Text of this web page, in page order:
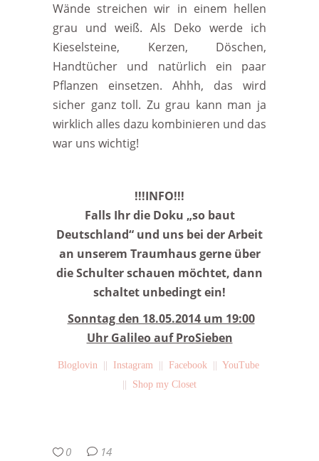
Wände streichen wir in einem hellen
grau und weiß. Als Deko werde ich
Kieselsteine, Kerzen, Döschen,
Handtücher und natürlich ein paar
Pflanzen einsetzen. Ahhh, das wird
sicher ganz toll. Zu grau kann man ja
wirklich alles dazu kombinieren und das
war uns wichtig!
!!!INFO!!!
Falls Ihr die Doku „so baut
Deutschland“ und uns bei der Arbeit
an unserem Traumhaus gerne über
die Schulter schauen möchtet, dann
schaltet unbedingt ein!
Sonntag den 18.05.2014 um 19:00
Uhr Galileo auf ProSieben
Bloglovin|| Instagram|| Facebook|| YouTube
Shop my Closet
0 14